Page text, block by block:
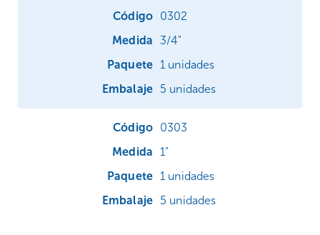
0302
3/4"
1 unidades
5 unidades
0303
1"
1 unidades
5 unidades